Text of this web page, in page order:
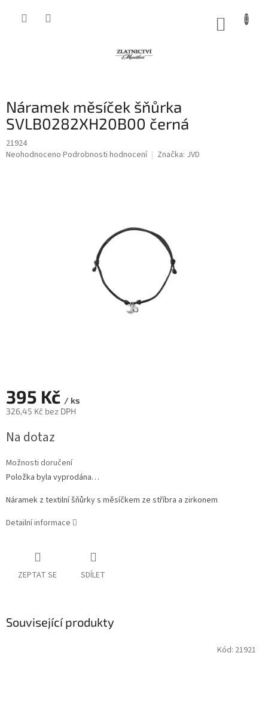
Náramek měsíček šňůrka
SVLB0282XH20B00 černá
21924
Průměrné
Neohodnoceno Podrobnosti hodnocení Značka: JVD
395 Kč / ks
326,45 Kč bez DPH
cena:
Na dotaz
Možnosti doručení
Položka byla vyprodána…
Náramek z textilní šňůrky s měsíčkem ze stříbra a zirkonem
Detailní informace
ZEPTAT SE SDÍLET
Související produkty
Kód: 21921